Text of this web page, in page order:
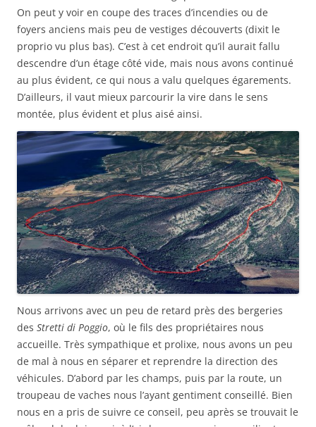
On peut y voir en coupe des traces d’incendies ou de
foyers anciens mais peu de vestiges découverts (dixit le
proprio vu plus bas). C’est à cet endroit qu’il aurait fallu
descendre d’un étage côté vide, mais nous avons continué
au plus évident, ce qui nous a valu quelques égarements.
D’ailleurs, il vaut mieux parcourir la vire dans le sens
montée, plus évident et plus aisé ainsi.
Nous arrivons avec un peu de retard près des bergeries
des Stretti di Poggio, où le fils des propriétaires nous
accueille. Très sympathique et prolixe, nous avons un peu
de mal à nous en séparer et reprendre la direction des
véhicules. D’abord par les champs, puis par la route, un
troupeau de vaches nous l’ayant gentiment conseillé. Bien
nous en a pris de suivre ce conseil, peu après se trouvait le